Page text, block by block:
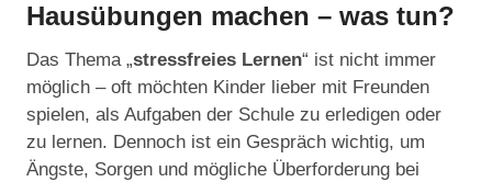
Hausübungen machen – was tun?
Das Thema „stressfreies Lernen“ ist nicht immer
möglich – oft möchten Kinder lieber mit Freunden
spielen, als Aufgaben der Schule zu erledigen oder
zu lernen. Dennoch ist ein Gespräch wichtig, um
Ängste, Sorgen und mögliche Überforderung bei